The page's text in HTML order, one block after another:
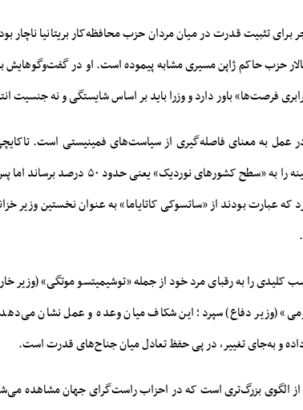
برای تثبیت قدرت در میان مردان حزب محافظه‌کار بریتانیا ناچار
حزب حاکم ژاپن مسیری مشابه پیموده است. او در گفت‌وگوهایش
فرصت‌ها» باور دارد و وزرا باید بر اساس شایستگی و نه جنسیت
در عمل به معنای فاصله‌گیری از سیاست‌های فمینیستی است.
عبارت بودند از «ساتسوکی کاتایاما» به عنوان نخستین وزیر
کلیدی را به رقبای مرد خود از جمله «توشیمیتسو موتگی» (وزیر
(وزیر دفاع) سپرد؛ این شکاف میان وعده و عمل نشان
و به‌جای تغییر، در پی حفظ تعادل میان جناح‌های قدرت است.
از الگوی بزرگ‌تری است که در احزاب راست‌گرای جهان مشاهده